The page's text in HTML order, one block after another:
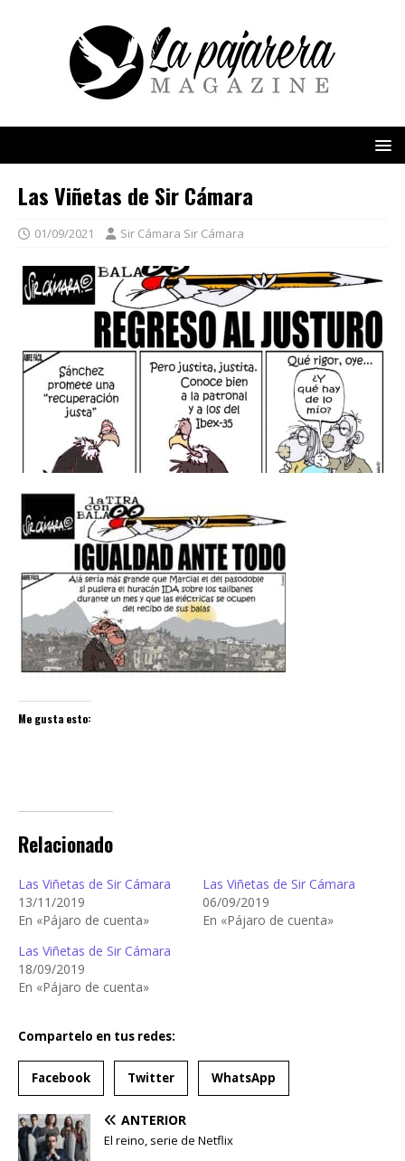
Las Viñetas de Sir Cámara
01/09/2021 Sir Cámara Sir Cámara
Me gusta esto:
Relacionado
Las Viñetas de Sir Cámara
13/11/2019
En «Pájaro de cuenta»
Las Viñetas de Sir Cámara
06/09/2019
En «Pájaro de cuenta»
Las Viñetas de Sir Cámara
18/09/2019
En «Pájaro de cuenta»
Compartelo en tus redes:
Facebook Twitter WhatsApp
ANTERIOR
El reino, serie de Netflix